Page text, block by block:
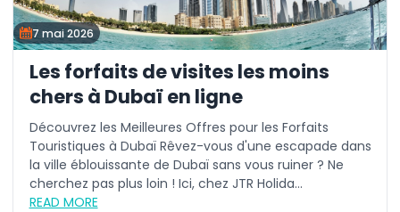
7 mai 2026
Les forfaits de visites les moins
chers à Dubaï en ligne
Découvrez les Meilleures Offres pour les Forfaits
Touristiques à Dubaï Rêvez-vous d'une escapade dans
la ville éblouissante de Dubaï sans vous ruiner ? Ne
cherchez pas plus loin ! Ici, chez JTR Holida...
READ MORE